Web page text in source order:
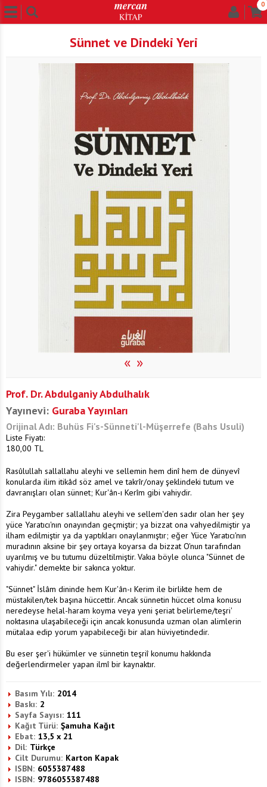
0
Sünnet ve Dindeki Yeri
« »
Prof. Dr. Abdulganiy Abdulhalık
Yayınevi: Guraba Yayınları
Orijinal Adı: Buhüs Fi's-Sünneti'l-Müşerrefe (Bahs Usuli)
Liste Fiyatı:
180,00 TL
Rasûlullah sallallahu aleyhi ve sellemin hem dinî hem de dünyevî
konularda ilim itikâd söz amel ve takrîr/onay şeklindeki tutum ve
davranışları olan sünnet; Kur'ân-ı Kerîm gibi vahiydir.
Zira Peygamber sallallahu aleyhi ve sellem'den sadır olan her şey
yüce Yaratıcı'nın onayından geçmiştir; ya bizzat ona vahyedilmiştir ya
ilham edilmiştir ya da yaptıkları onaylanmıştır; eğer Yüce Yaratıcı'nın
muradının aksine bir şey ortaya koyarsa da bizzat O'nun tarafından
uyarılmış ve bu tutumu düzeltilmiştir. Vakıa böyle olunca "Sünnet de
vahiydir." demekte bir sakınca yoktur.
"Sünnet" İslâm dininde hem Kur'ân-ı Kerim ile birlikte hem de
müstakilen/tek başına hüccettir. Ancak sünnetin hüccet olma konusu
neredeyse helal-haram koyma veya yeni şeriat belirleme/teşri'
noktasına ulaşabileceği için ancak konusunda uzman olan alimlerin
mütalaa edip yorum yapabileceği bir alan hüviyetindedir.
Bu eser şer'i hükümler ve sünnetin teşriî konumu hakkında
değerlendirmeler yapan ilmî bir kaynaktır.
Basım Yılı: 2014
Baskı: 2
Sayfa Sayısı: 111
Kağıt Türü: Şamuha Kağıt
Ebat: 13,5 x 21
Dil: Türkçe
Cilt Durumu: Karton Kapak
ISBN: 6055387488
ISBN: 9786055387488